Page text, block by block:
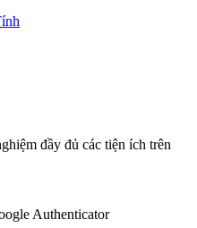
đầy đủ các tiện ích trên
Authenticator